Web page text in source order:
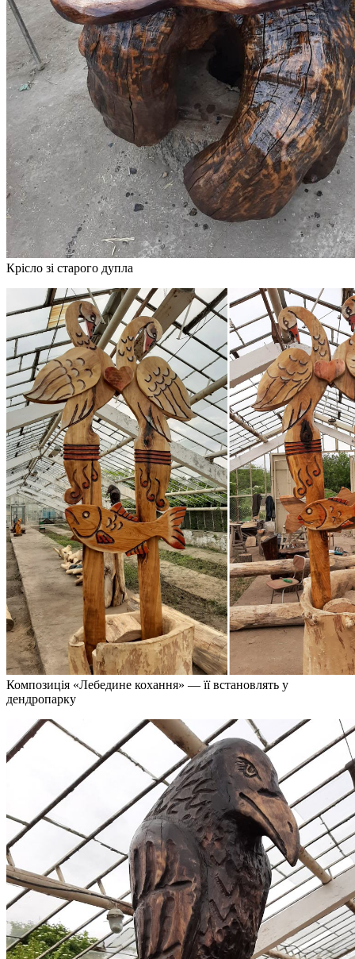
Крісло зі старого дупла
Композиція «Лебедине кохання» — її встановлять у
дендропарку